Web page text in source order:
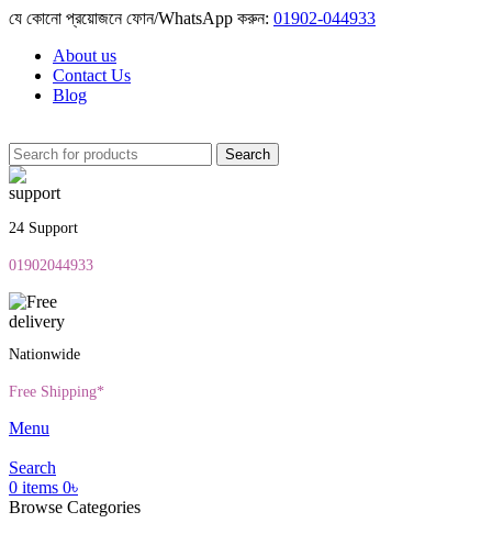
যে কোনো প্রয়োজনে ফোন/WhatsApp করুন: 01902-044933
About us
Contact Us
Blog
Search
24 Support
01902044933
Nationwide
Free Shipping*
Menu
Search
0 items 0৳
Browse Categories